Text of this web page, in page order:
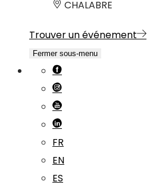
CHALABRE
Trouver un événement
Fermer sous-menu
FR
EN
ES